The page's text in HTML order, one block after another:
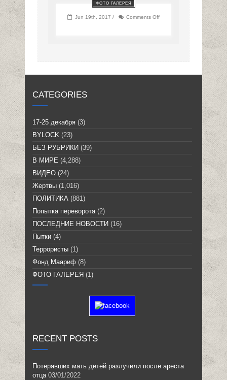
ФОТО ГАЛЕРЕЯ
Jun 19th, 2017 / Comments Off
CATEGORIES
17-25 декабря (3)
BYLOCK (23)
БЕЗ РУБРИКИ (39)
В МИРЕ (4,288)
ВИДЕО (24)
Жертвы (1,016)
ПОЛИТИКА (881)
Попытка переворота (2)
ПОСЛЕДНИЕ НОВОСТИ (16)
Пытки (4)
Террористы (1)
Фонд Маариф (8)
ФОТО ГАЛЕРЕЯ (1)
RECENT POSTS
Потерявших мать детей разлучили после ареста
отца 03/01/2022